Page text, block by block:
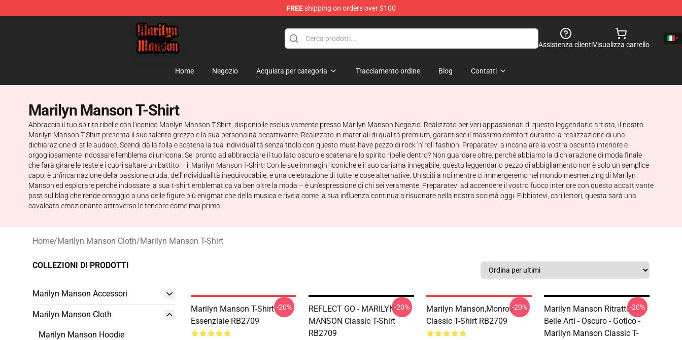
FREEshipping on orders over $100
Marilyn Manson Shop - Official Marilyn Manson Merchandise Store
Assistenza clientiVisualizza carrello
Home Negozio Acquista per categoria Tracciamento ordine Blog Contatti
Marilyn Manson T-Shirt
Abbraccia il tuo spirito ribelle con l'iconico Marilyn Manson T-Shirt, disponibile esclusivamente presso Marilyn Manson Negozio. Realizzato per veri appassionati di questo leggendario artista, il nostro
Marilyn Manson T-Shirt presenta il suo talento grezzo e la sua personalità accattivante. Realizzato in materiali di qualità premium, garantisce il massimo comfort durante la realizzazione di una
dichiarazione di stile audace. Scendi dalla folla e scatena la tua individualità senza titolo con questo must-have pezzo di rock 'n' roll fashion. Preparatevi a incanalare la vostra oscurità interiore e
orgogliosamente indossare l'emblema di un'icona. Sei pronto ad abbracciare il tuo lato oscuro e scatenare lo spirito ribelle dentro? Non guardare oltre, perché abbiamo la dichiarazione di moda finale
che farà girare le teste e i cuori saltare un battito – il Marilyn Manson T-Shirt! Con le sue immagini iconiche e il suo carisma innegabile, questo leggendario pezzo di abbigliamento non è solo un semplice
capo; è un'incarnazione della passione cruda, dell'individualità inequivocabile, e una celebrazione di tutte le cose alternative. Unisciti a noi mentre ci immergeremo nel mondo mesmerizing di Marilyn
Manson ed esplorare perché indossare la sua t-shirt emblematica va ben oltre la moda – è un'espressione di chi sei veramente. Preparatevi ad accendere il vostro fuoco interiore con questo accattivante
post sul blog che rende omaggio a una delle figure più enigmatiche della musica e rivela come la sua influenza continua a risuonare nella nostra società oggi. Fibbiatevi, cari lettori; questa sarà una
cavalcata emozionante attraverso le tenebre come mai prima!
Home/Marilyn Manson Cloth/Marilyn Manson T-Shirt
COLLEZIONI DI PRODOTTI
Marilyn Manson Accessori
Marilyn Manson Cloth
Marilyn Manson Hoodie
Marilyn Manson T-Shirt
Essenziale RB2709
-20%
REFLECT GO - MARILYN
MANSON Classic T-Shirt
RB2709
-20%
Marilyn Manson,Monroe
Classic T-Shirt RB2709
-20%
Marilyn Manson Ritratto Di
Belle Arti - Oscuro - Gotico -
Marilyn Manson Classic T-
-20%